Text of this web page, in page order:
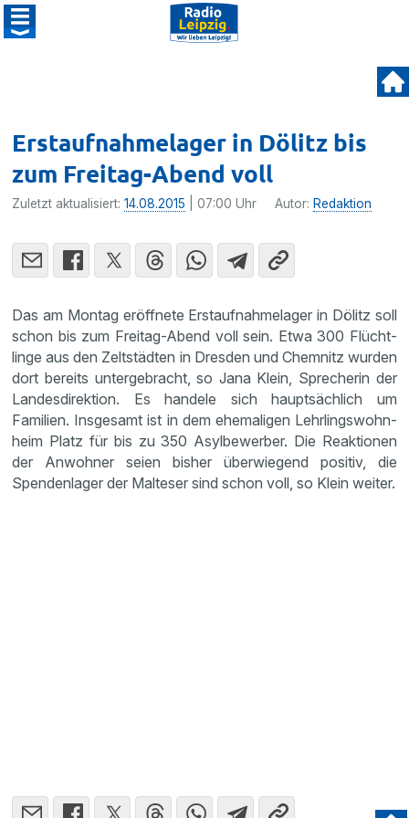
Erstaufnahmelager in Dölitz bis
zum Freitag-Abend voll
Zuletzt aktualisiert:14.08.2015 | 07:00 Uhr Autor: Redaktion
Das am Montag eröff­nete Erstauf­nah­me­lager in Dölitz soll
schon bis zum Freitag-Abend voll sein. Etwa 300 Flücht­
linge aus den Zeltstädten in Dresden und Chemnitz wurden
dort bereits unter­ge­bracht, so Jana Klein, Sprecherin der
Landes­di­rek­tion. Es handele sich haupt­säch­lich um
Familien. Insge­samt ist in dem ehema­ligen Lehrlings­wohn­
heim Platz für bis zu 350 Asylbe­werber. Die Reaktionen
der Anwohner seien bisher überwie­gend positiv, die
Spenden­lager der Malteser sind schon voll, so Klein weiter.